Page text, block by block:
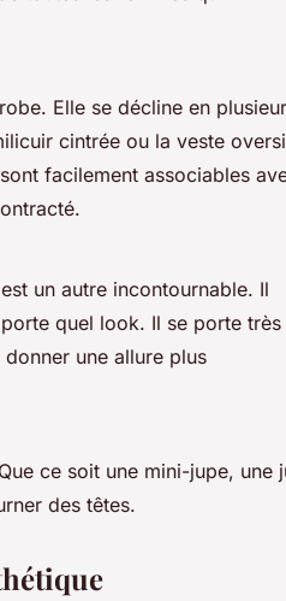
Elle se décline en
cintrée ou la veste
facilement associables
un autre incontournable. Il
quel look. Il se porte très
une allure plus
ce soit une mini-jupe, une
des têtes.